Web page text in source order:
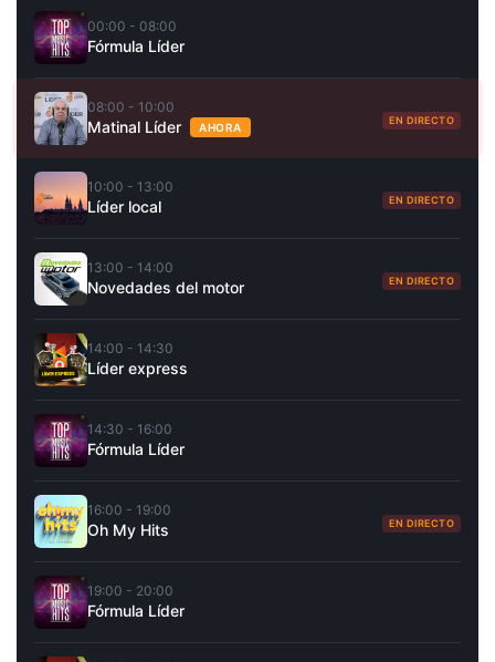
00:00 - 08:00
Fórmula Líder
08:00 - 10:00
Matinal Líder AHORA
EN DIRECTO
10:00 - 13:00
Líder local EN DIRECTO
13:00 - 14:00
Novedades del motor EN DIRECTO
14:00 - 14:30
Líder express
14:30 - 16:00
Fórmula Líder
16:00 - 19:00
Oh My Hits EN DIRECTO
19:00 - 20:00
Fórmula Líder